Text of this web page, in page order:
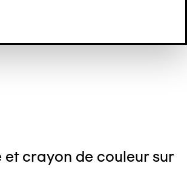
crayon de couleur sur